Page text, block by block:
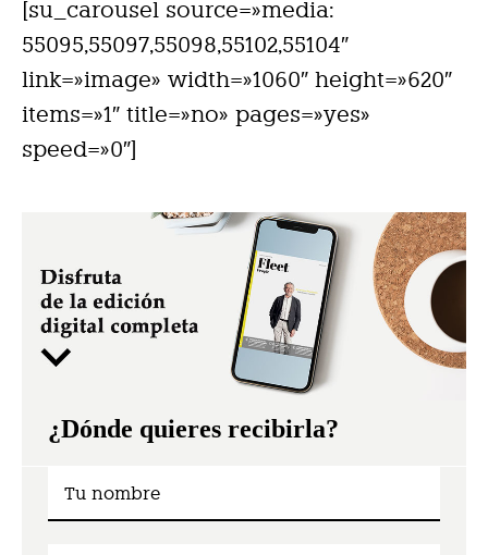
[su_carousel source=»media:
55095,55097,55098,55102,55104″
link=»image» width=»1060″ height=»620″
items=»1″ title=»no» pages=»yes»
speed=»0″]
¿Dónde quieres recibirla?